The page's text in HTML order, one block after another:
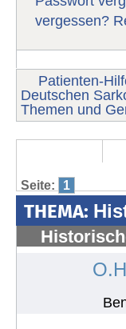
vergessen?
Patienten-
Deutschen
Themen und
Seite: 1
THEMA: